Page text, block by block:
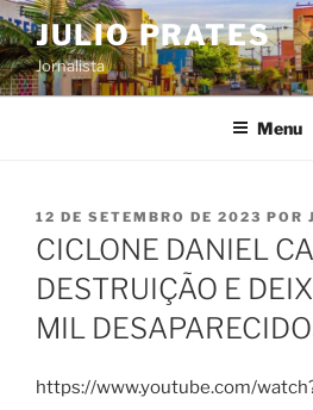
Pular
para
o
conteúdo
JULIO PRATES
Jornalista
Menu
PUBLICADO
EM
12 DE SETEMBRO DE 2023 POR
CICLONE DANIEL
DESTRUIÇÃO E
MIL
https://www.youtube.com/